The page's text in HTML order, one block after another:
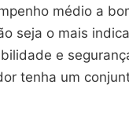
médio a
seja o mais
e
tenha um